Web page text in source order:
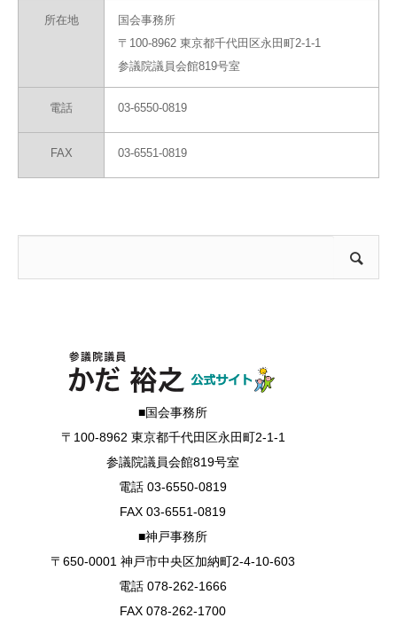
所在地
国会事務所
〒100-8962 東京都千代田区永田町2-1-1
参議院議員会館819号室
電話 03-6550-0819
FAX 03-6551-0819
■国会事務所
〒100-8962 東京都千代田区永田町2-1-1
参議院議員会館819号室
電話 03-6550-0819
FAX 03-6551-0819
■神戸事務所
〒650-0001 神戸市中央区加納町2-4-10-603
電話 078-262-1666
FAX 078-262-1700